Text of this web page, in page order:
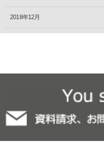
2018年12月